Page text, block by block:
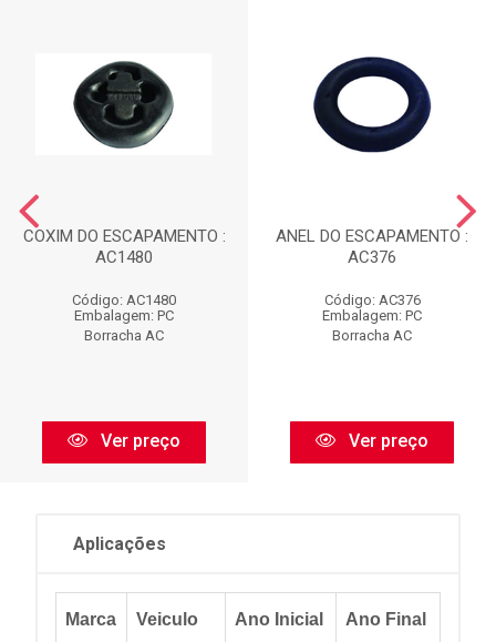
COXIM DO ESCAPAMENTO :
AC1480
Código: AC1480
Embalagem: PC
Borracha AC
Ver preço
ANEL DO ESCAPAMENTO :
AC376
Código: AC376
Embalagem: PC
Borracha AC
Ver preço
Aplicações
Marca Veiculo Ano Inicial Ano Final